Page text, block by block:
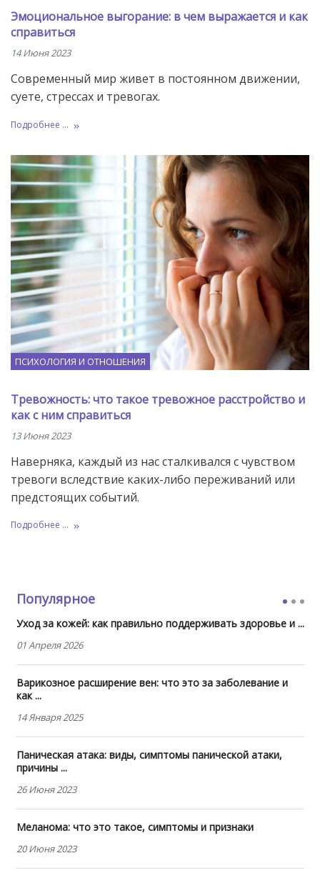
Эмоциональное выгорание: в чем выражается и как
справиться
14 Июня 2023
Современный мир живет в постоянном движении,
суете, стрессах и тревогах.
Подробнее ...
ПСИХОЛОГИЯ И ОТНОШЕНИЯ
Тревожность: что такое тревожное расстройство и
как с ним справиться
13 Июня 2023
Наверняка, каждый из нас сталкивался с чувством
тревоги вследствие каких-либо переживаний или
предстоящих событий.
Подробнее ...
Популярное
Уход за кожей: как правильно поддерживать здоровье и ...
01 Апреля 2026
Варикозное расширение вен: что это за заболевание и
как ...
14 Января 2025
Паническая атака: виды, симптомы панической атаки,
причины ...
26 Июня 2023
Меланома: что это такое, симптомы и признаки
20 Июня 2023